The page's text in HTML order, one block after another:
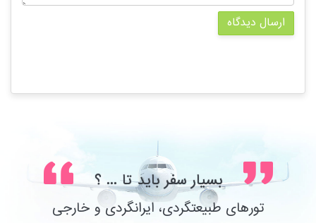
ارسال دیدگاه
بسیار سفر باید تا ... ؟
تورهای طبیعتگردی، ایرانگردی و خارجی